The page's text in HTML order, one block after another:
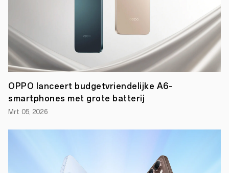
OPPO lanceert budgetvriendelijke A6-
smartphones met grote batterij
Mrt 05, 2026